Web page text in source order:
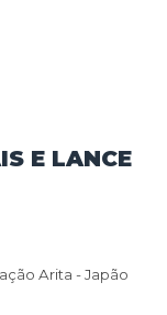
E LANCE
Arita - Japão